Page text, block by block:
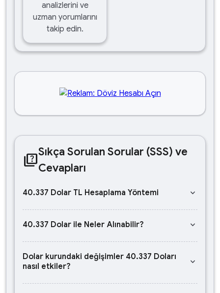
analizlerini ve
uzman yorumlarını
takip edin.
quizSıkça Sorulan Sorular (SSS) ve
Cevapları
40.337 Dolar TL Hesaplama Yöntemi keyboard_arrow_down
40.337 Dolar ile Neler Alınabilir? keyboard_arrow_down
Dolar kurundaki değişimler 40.337 Doları
nasıl etkiler?
keyboard_arrow_down